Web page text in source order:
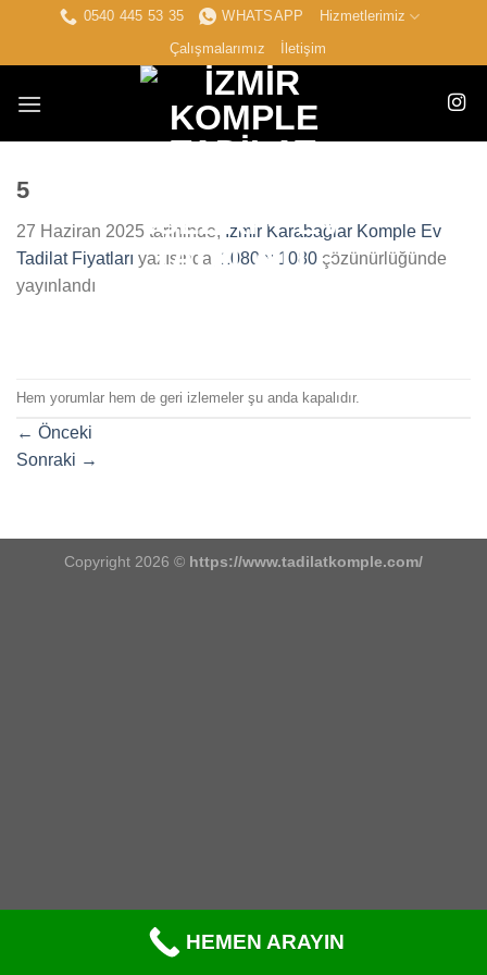
0540 445 53 35 WHATSAPP
Hizmetlerimiz
Çalışmalarımız
İletişim
5
27 Haziran 2025 tarihinde, İzmir Karabağlar Komple Ev
Tadilat Fiyatları yazısında, 1080 × 1080 çözünürlüğünde
yayınlandı
Hem yorumlar hem de geri izlemeler şu anda kapalıdır.
← Önceki
Sonraki →
Copyright 2026 © https://www.tadilatkomple.com/
HEMEN ARAYIN